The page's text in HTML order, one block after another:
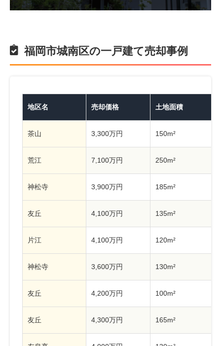
福岡市城南区の一戸建て売却事例
地区名 売却価格 土地面積
茶山 3,300万円 150m²
荒江 7,100万円 250m²
神松寺 3,900万円 185m²
友丘 4,100万円 135m²
片江 4,100万円 120m²
神松寺 3,600万円 130m²
友丘 4,200万円 100m²
友丘 4,300万円 165m²